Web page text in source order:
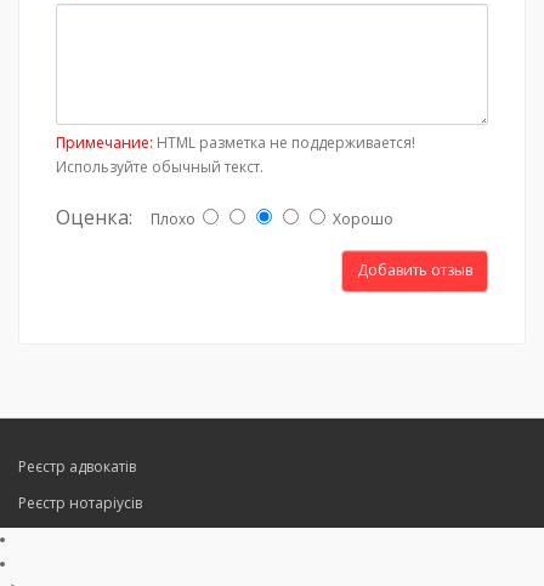
Примечание: HTML разметка не поддерживается!
Используйте обычный текст.
Оценка: Плохо Хорошо
Добавить отзыв
Реєстр адвокатів
Реєстр нотаріусів